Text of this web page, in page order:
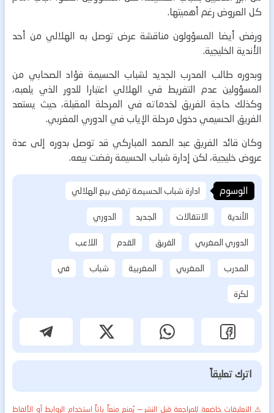
كل العروض رغم أهميتها.
ورفض أيضا المسؤولون مناقشة عرض توصل به الهلالي من أحد
الأندية الخليجية.
وبدوره طالب المدرب الجديد لشباب الحسيمة فؤاد الصحابي من
المسؤولين عدم التفريط في الهلالي اعتبارا للدور الذي يلعبه،
وكذلك حاجة الفريق لخدماته في المرحلة المقبلة، حيث يستعد
الفريق الحسيمي دخول مرحلة الإياب في الدوري المغربي.
وكان قائد الفريق عبد الصمد المباركي قد توصل بدوره إلى عدة
عروض خليجية، لكن إدارة شباب الحسيمة رفضت بيعه.
الوسوم
ادارة شباب الحسيمة ترفض بيع الهلالي
الأندية
الانتقالات الجديد
الدوري
الدوري المغربي
الفريق القدم
اللاعب
المدرب
المغربي المغربية شباب
في
لكرة
اترك تعليقاً
⚠️ التعليقات خاضعة للمراجعة قبل النشر — يُمنع منعاً باتاً استخدام الروابط أو الألفاظ